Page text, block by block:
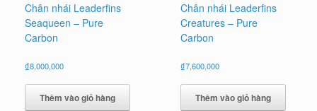
Chân nhái Leaderfins
Seaqueen – Pure
Carbon
₫8,000,000
Thêm vào giỏ hàng
Chân nhái Leaderfins
Creatures – Pure
Carbon
₫7,600,000
Thêm vào giỏ hàng